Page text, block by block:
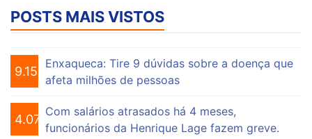
POSTS MAIS VISTOS
9.153
Enxaqueca: Tire 9 dúvidas sobre a doença que
afeta milhões de pessoas
4.073
Com salários atrasados há 4 meses,
funcionários da Henrique Lage fazem greve.